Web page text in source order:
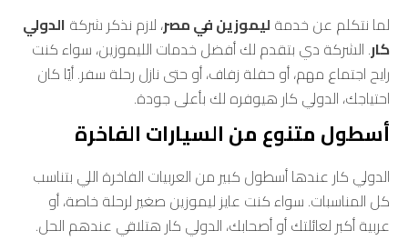
لما نتكلم عن خدمة ليموزين في مصر، لازم نذكر شركة الدولي
كار. الشركة دي بتقدم لك أفضل خدمات الليموزين، سواء كنت
رايح اجتماع مهم، أو حفلة زفاف، أو حتى نازل رحلة سفر. أيًا كان
احتياجك، الدولي كار هيوفره لك بأعلى جودة.
أسطول متنوع من السيارات الفاخرة
الدولي كار عندها أسطول كبير من العربيات الفاخرة اللي بتناسب
كل المناسبات. سواء كنت عايز ليموزين صغير لرحلة خاصة، أو
عربية أكبر لعائلتك أو أصحابك، الدولي كار هتلاقي عندهم الحل.